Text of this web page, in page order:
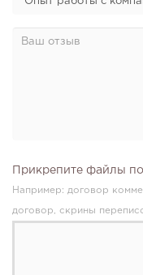
Прикрепите файлы
Например: договор
договор, скрины